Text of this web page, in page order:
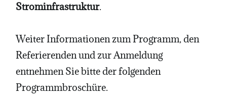
Strominfrastruktur.
Weiter Informationen zum Programm, den
Referierenden und zur Anmeldung
entnehmen Sie bitte der folgenden
Programmbroschüre.